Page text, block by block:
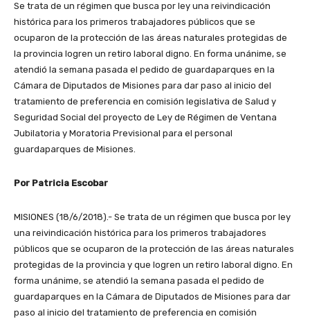
Se trata de un régimen que busca por ley una reivindicación
histórica para los primeros trabajadores públicos que se
ocuparon de la protección de las áreas naturales protegidas de
la provincia logren un retiro laboral digno. En forma unánime, se
atendió la semana pasada el pedido de guardaparques en la
Cámara de Diputados de Misiones para dar paso al inicio del
tratamiento de preferencia en comisión legislativa de Salud y
Seguridad Social del proyecto de Ley de Régimen de Ventana
Jubilatoria y Moratoria Previsional para el personal
guardaparques de Misiones.
Por Patricia Escobar
MISIONES (18/6/2018).- Se trata de un régimen que busca por ley
una reivindicación histórica para los primeros trabajadores
públicos que se ocuparon de la protección de las áreas naturales
protegidas de la provincia y que logren un retiro laboral digno. En
forma unánime, se atendió la semana pasada el pedido de
guardaparques en la Cámara de Diputados de Misiones para dar
paso al inicio del tratamiento de preferencia en comisión